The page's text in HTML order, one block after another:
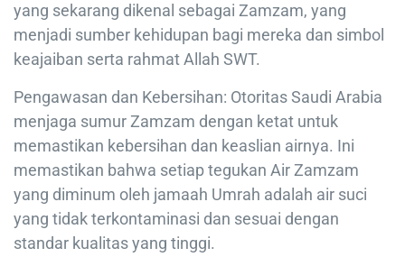
yang sekarang dikenal sebagai Zamzam, yang
menjadi sumber kehidupan bagi mereka dan simbol
keajaiban serta rahmat Allah SWT.
Pengawasan dan Kebersihan: Otoritas Saudi Arabia
menjaga sumur Zamzam dengan ketat untuk
memastikan kebersihan dan keaslian airnya. Ini
memastikan bahwa setiap tegukan Air Zamzam
yang diminum oleh jamaah Umrah adalah air suci
yang tidak terkontaminasi dan sesuai dengan
standar kualitas yang tinggi.